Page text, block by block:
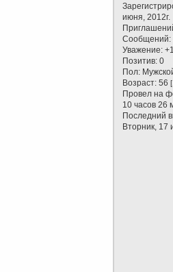
июня, 2012г.
Сообщений:
Уважение: +1
Позитив: 0
Пол:
Возраст: 56
Провел на
10 часов 26
Последний
Вторник, 17